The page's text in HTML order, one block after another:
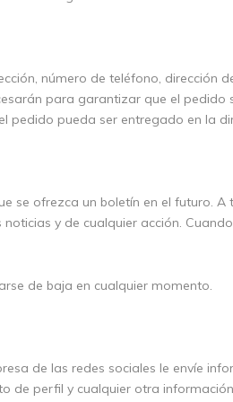
número de teléfono, dirección
para garantizar que el pedido
pedido pueda ser entregado en la
se ofrezca un boletín en el futuro. A
y de cualquier acción.
de baja en cualquier momento.
de las redes sociales le envíe
de perfil y cualquier otra